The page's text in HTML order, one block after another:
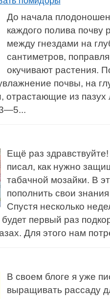
До начала
каждого полива
между гнездами на
сантиметров,
окучивают растения.
почвы, на
отрастающие из пазух
Ещё раз
писал, как нужно
табачной мозайки. В
пополнить свои
Спустя несколько
первый раз
Для этого нам
В своем блоге я уже
выращивать рассаду